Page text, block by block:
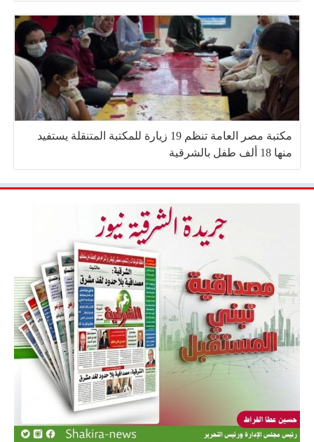
مكتبة مصر العامة تنظم 19 زيارة للمكتبة المتنقلة يستفيد
منها 18 ألف طفل بالشرقية